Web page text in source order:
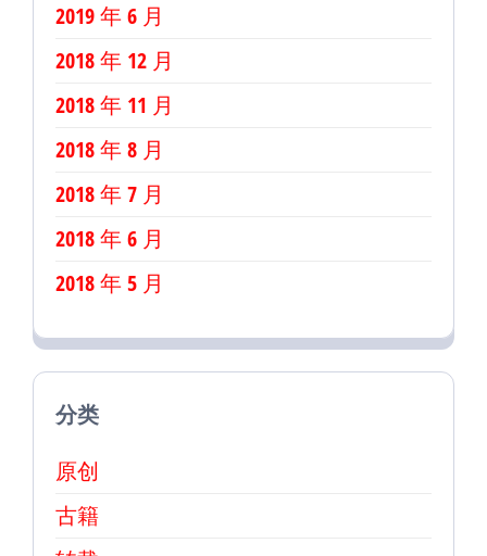
2019 年 6 月
2018 年 12 月
2018 年 11 月
2018 年 8 月
2018 年 7 月
2018 年 6 月
2018 年 5 月
分类
原创
古籍